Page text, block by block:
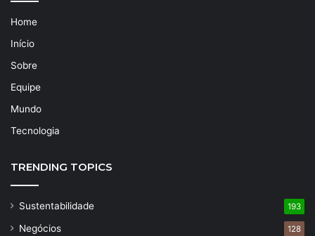
Home
Início
Sobre
Equipe
Mundo
Tecnologia
TRENDING TOPICS
Sustentabilidade 193
Negócios 128